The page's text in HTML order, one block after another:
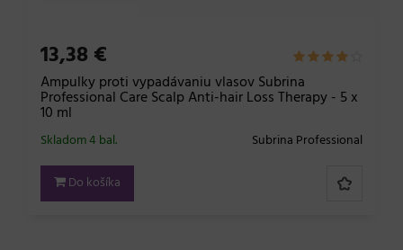
13,38 €
Ampulky proti vypadávaniu vlasov Subrina
Professional Care Scalp Anti-hair Loss Therapy - 5 x
10 ml
Subrina Professional
Skladom 4 bal.
Do košíka